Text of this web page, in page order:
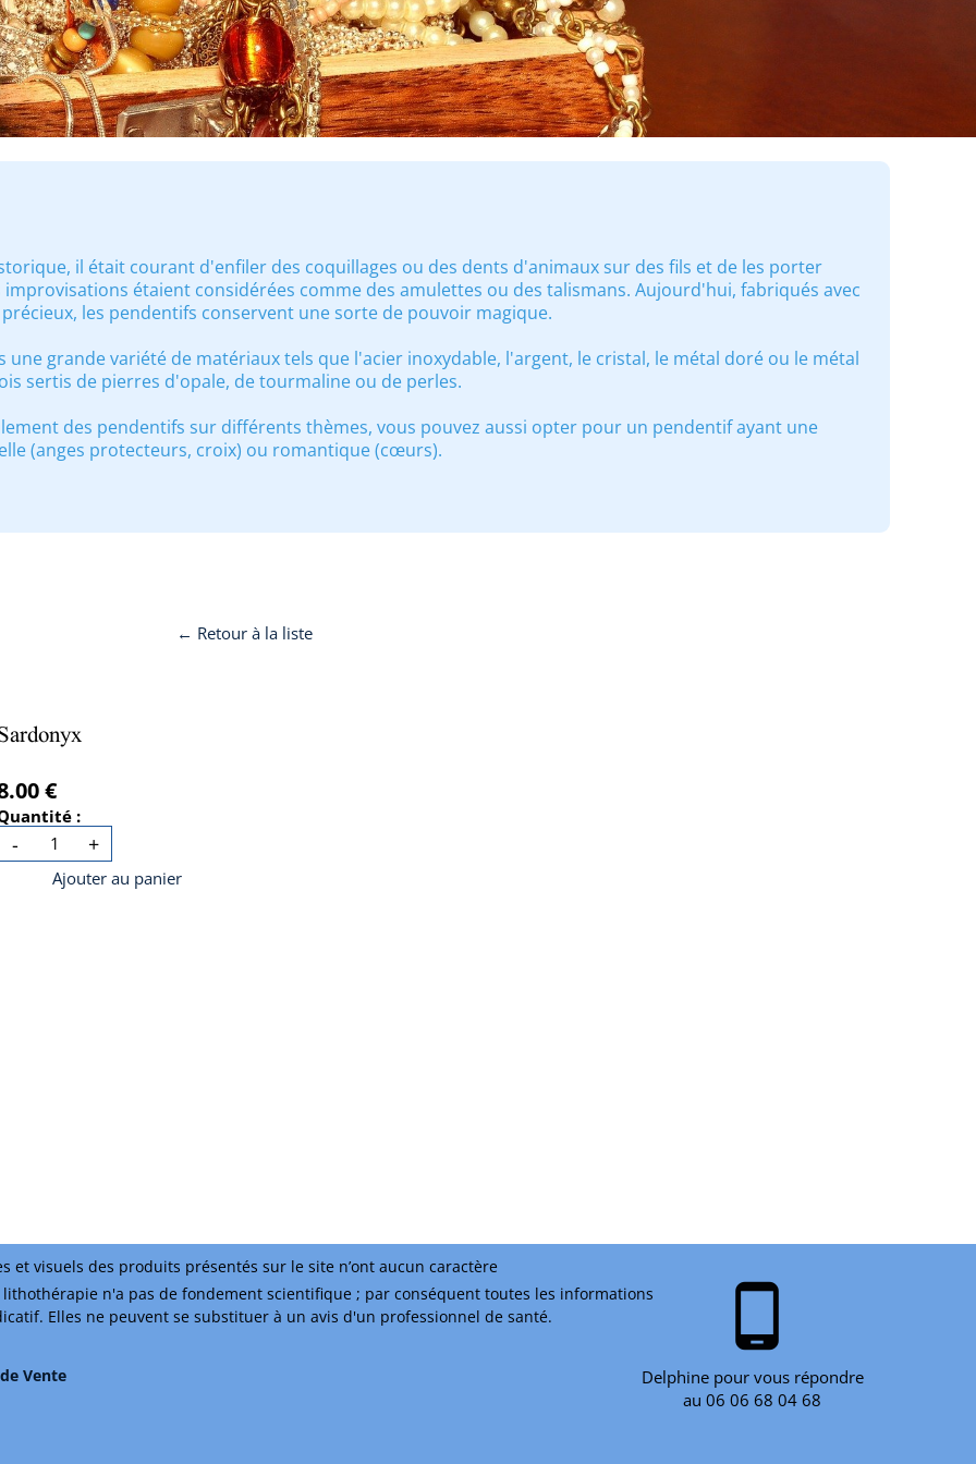
phone_android
Delphine pour vous répondre
au 06 06 68 04 68
et visuels des produits présentés sur le site n’ont aucun caractère
Vente
n'a pas de fondement scientifique ; par conséquent toutes les informations
Elles ne peuvent se substituer à un avis d'un professionnel de santé.
il était courant d'enfiler des coquillages ou des dents d'animaux sur des fils et de les porter
improvisations étaient considérées comme des amulettes ou des talismans. Aujourd'hui, fabriqués avec
les pendentifs conservent une sorte de pouvoir magique.
une grande variété de matériaux tels que l'acier inoxydable, l'argent, le cristal, le métal doré ou le métal
sertis de pierres d'opale, de tourmaline ou de perles.
des pendentifs sur différents thèmes, vous pouvez aussi opter pour un pendentif ayant une
(anges protecteurs, croix) ou romantique (cœurs).
← Retour à la liste
€
:
- +
Ajouter au panier